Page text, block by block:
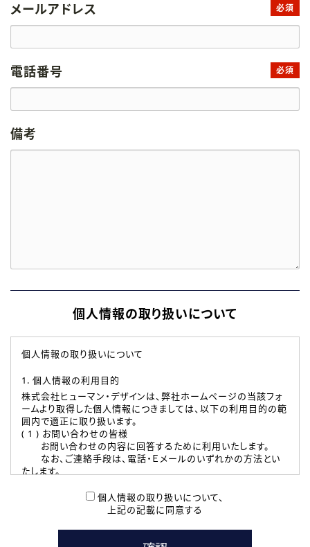
メールアドレス 必須
電話番号 必須
備考
個人情報の取り扱いについて
個人情報の取り扱いについて
1. 個人情報の利用目的
株式会社ヒューマン・デザインは、弊社ホームページの当該フォ
ームより取得した個人情報につきましては、以下の利用目的の範
囲内で適正に取り扱います。
( 1 ) お問い合わせの皆様
お問い合わせの内容に回答するために利用いたします。
なお、ご連絡手段は、電話・Ｅメールのいずれかの方法とい
たします。
本登録に関するご連絡および本登録時の参考情報として利
たします。
個人情報の取り扱いについて、
上記の記載に同意する